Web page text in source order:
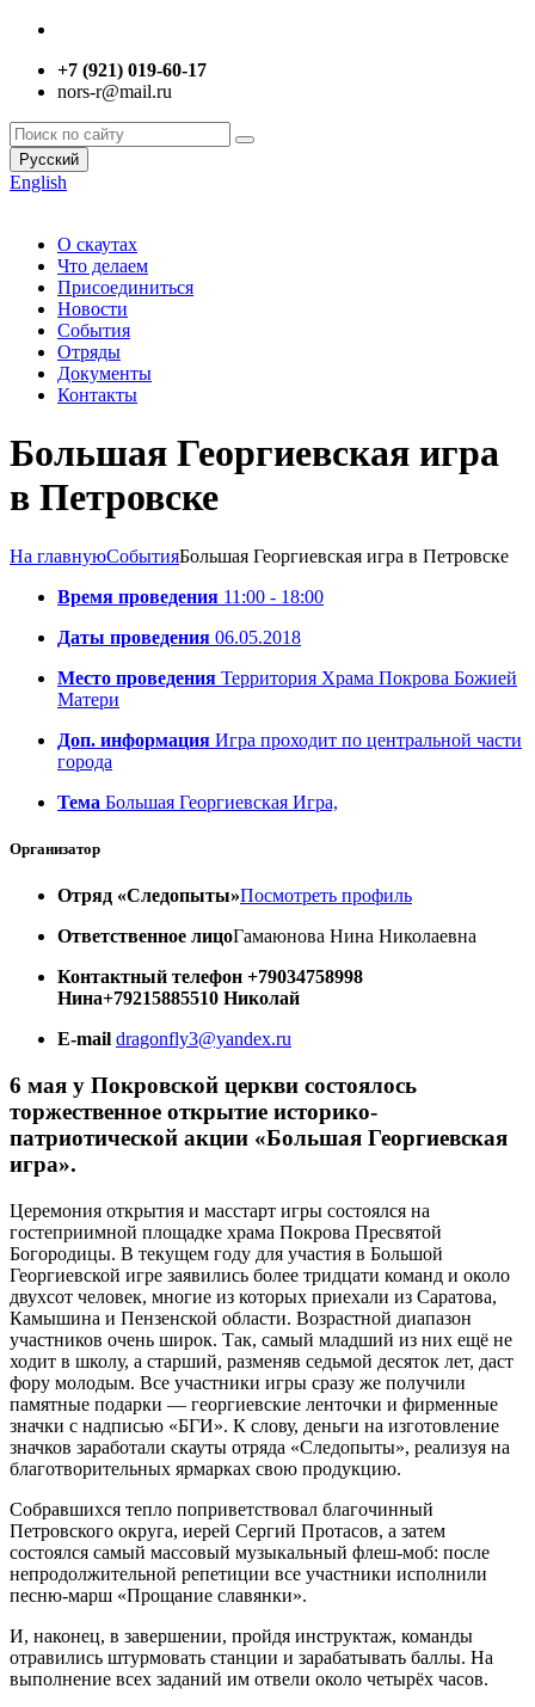
+7 (921) 019-60-17
nors-r@mail.ru
Русский
English
О скаутах
Что делаем
Присоединиться
Новости
События
Отряды
Документы
Контакты
Большая Георгиевская игра
в Петровске
На главнуюСобытияБольшая Георгиевская игра в Петровске
Время проведения 11:00 - 18:00
Даты проведения 06.05.2018
Место проведения Территория Храма Покрова Божией
Матери
Доп. информация Игра проходит по центральной части
города
Тема Большая Георгиевская Игра,
Организатор
Отряд «Следопыты»Посмотреть профиль
Ответственное лицоГамаюнова Нина Николаевна
Контактный телефон +79034758998
Нина+79215885510 Николай
E-mail dragonfly3@yandex.ru
6 мая у Покровской церкви состоялось
торжественное открытие историко-
патриотической акции «Большая Георгиевская
игра».
Церемония открытия и масстарт игры состоялся на
гостеприимной площадке храма Покрова Пресвятой
Богородицы. В текущем году для участия в Большой
Георгиевской игре заявились более тридцати команд и около
двухсот человек, многие из которых приехали из Саратова,
Камышина и Пензенской области. Возрастной диапазон
участников очень широк. Так, самый младший из них ещё не
ходит в школу, а старший, разменяв седьмой десяток лет, даст
фору молодым. Все участники игры сразу же получили
памятные подарки — георгиевские ленточки и фирменные
значки с надписью «БГИ». К слову, деньги на изготовление
значков заработали скауты отряда «Следопыты», реализуя на
благотворительных ярмарках свою продукцию.
Собравшихся тепло поприветствовал благочинный
Петровского округа, иерей Сергий Протасов, а затем
состоялся самый массовый музыкальный флеш-моб: после
непродолжительной репетиции все участники исполнили
песню-марш «Прощание славянки».
И, наконец, в завершении, пройдя инструктаж, команды
отравились штурмовать станции и зарабатывать баллы. На
выполнение всех заданий им отвели около четырёх часов.